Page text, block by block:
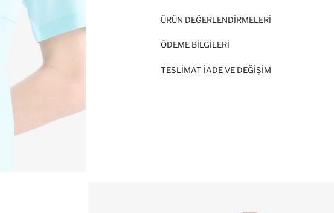
ÜRÜN DEĞERLENDİRMELERİ
ÖDEME BİLGİLERİ
TESLIMAT İADE VE DEĞIŞIM